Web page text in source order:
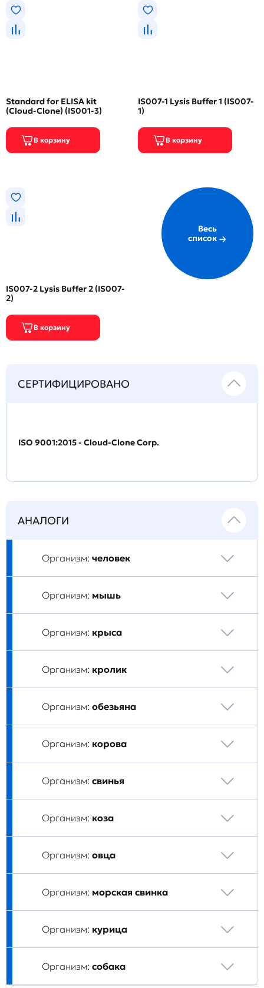
Standard for ELISA kit
(Cloud-Clone) (IS001-3)
IS007-1 Lysis Buffer 1 (IS007-
1)
IS007-2 Lysis Buffer 2 (IS007-
2)
Весь
список
СЕРТИФИЦИРОВАНО
ISO 9001:2015 - Cloud-Clone Corp.
АНАЛОГИ
Организм: человек
Организм: мышь
Организм: крыса
Организм: кролик
Организм: обезьяна
Организм: корова
Организм: свинья
Организм: коза
Организм: овца
Организм: морская свинка
Организм: курица
Организм: собака